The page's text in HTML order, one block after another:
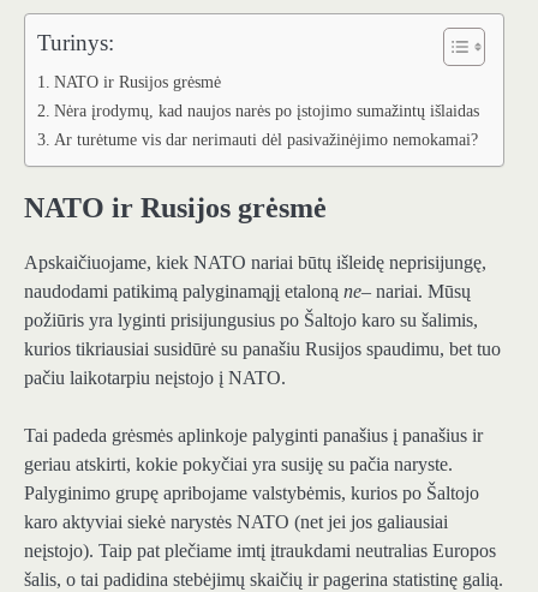
Turinys:
NATO ir Rusijos grėsmė
Nėra įrodymų, kad naujos narės po įstojimo sumažintų išlaidas
Ar turėtume vis dar nerimauti dėl pasivažinėjimo nemokamai?
NATO ir Rusijos grėsmė
Apskaičiuojame, kiek NATO nariai būtų išleidę neprisijungę,
naudodami patikimą palyginamąjį etaloną ne– nariai. Mūsų
požiūris yra lyginti prisijungusius po Šaltojo karo su šalimis,
kurios tikriausiai susidūrė su panašiu Rusijos spaudimu, bet tuo
pačiu laikotarpiu neįstojo į NATO.
Tai padeda grėsmės aplinkoje palyginti panašius į panašius ir
geriau atskirti, kokie pokyčiai yra susiję su pačia naryste.
Palyginimo grupę apribojame valstybėmis, kurios po Šaltojo
karo aktyviai siekė narystės NATO (net jei jos galiausiai
neįstojo). Taip pat plečiame imtį įtraukdami neutralias Europos
šalis, o tai padidina stebėjimų skaičių ir pagerina statistinę galią.